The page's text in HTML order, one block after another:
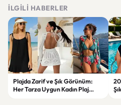
İLGILI HABERLER
Plajda Zarif ve Şık Görünüm:
Her Tarza Uygun Kadın Plaj